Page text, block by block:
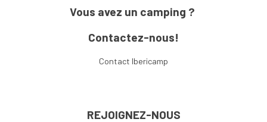
Vous avez un camping ?
Contactez-nous!
Contact Ibericamp
REJOIGNEZ-NOUS